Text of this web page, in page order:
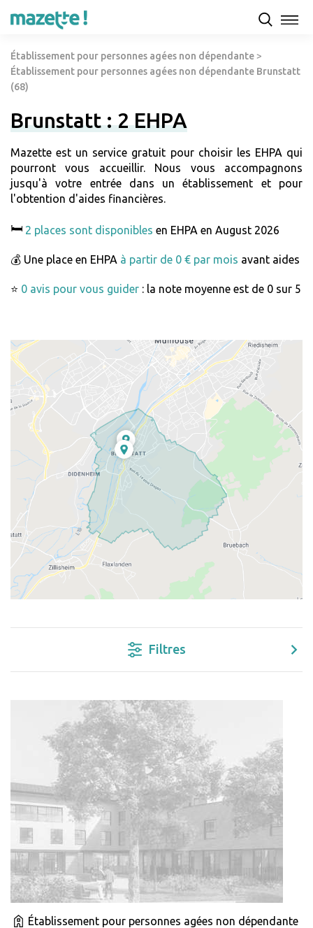
Établissement pour personnes agées non dépendante >
Établissement pour personnes agées non dépendante Brunstatt
(68)
Brunstatt : 2 EHPA
Mazette est un service gratuit pour choisir les EHPA qui
pourront vous accueillir. Nous vous accompagnons
jusqu'à votre entrée dans un établissement et pour
l'obtention d'aides financières.
🛏️ 2 places sont disponibles en EHPA en August 2026
💰 Une place en EHPA à partir de 0 € par mois avant aides
⭐ 0 avis pour vous guider : la note moyenne est de 0 sur 5
Filtres
Établissement pour personnes agées non dépendante